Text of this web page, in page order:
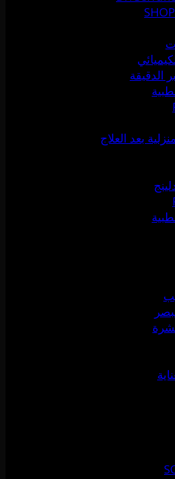
الدقيقة
بعد العلاج